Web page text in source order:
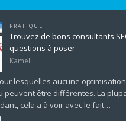
PRATIQUE
Trouvez de bons consultants
questions à poser
Kamel
lesquelles aucune optimisation
peuvent être différentes. La
cela a à voir avec le fait…